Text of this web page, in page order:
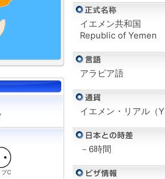
イエメン共和国
Republic of Yemen
アラビア語
イエメン・リアル（
－6時間
プC